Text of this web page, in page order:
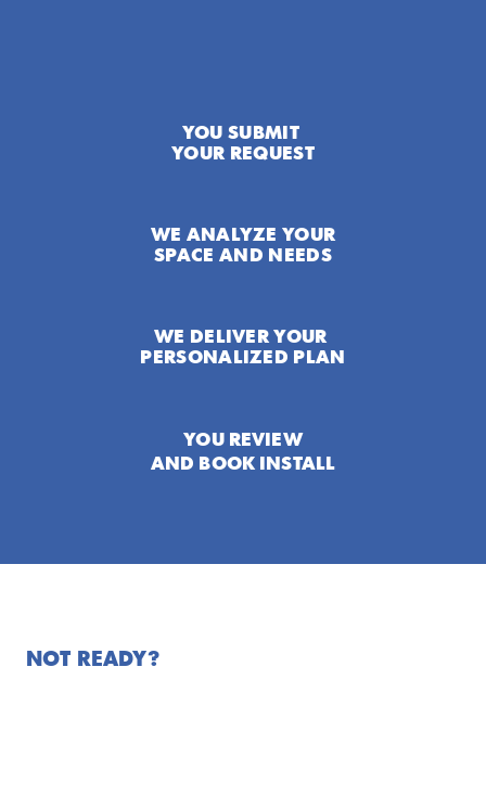
YOU SUBMIT
YOUR REQUEST
WE ANALYZE YOUR
SPACE AND NEEDS
WE DELIVER YOUR
PERSONALIZED PLAN
YOU REVIEW
AND BOOK INSTALL
NOT READY?